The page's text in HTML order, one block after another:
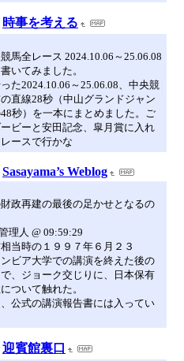
時事を考える
馬全レース 2024.10.06～25.06.08
いてみました。
た2024.10.06～25.06.08、中央競
直線28秒（中山グランドジャン
秒）を一本にまとめました。ご
ビーと安田記念、皐月賞に入れ
ースで行かな
Sasayama’s Weblog
政再建の最後の足かせとなるの
理人 @ 09:59:29
当時の１９９７年６月２３
ビア大学での講演を終えた後の
、ジョーク交じりに、日本保有
ついて触れた。
公式の講演報告書には入ってい
迎賓館裏口